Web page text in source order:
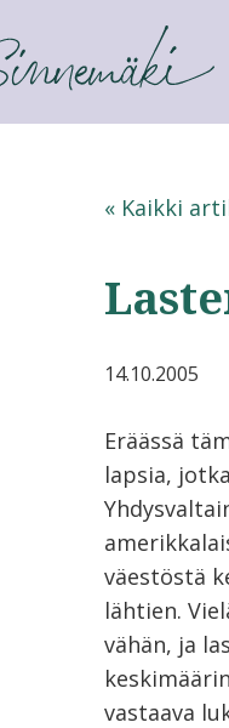
« Kaikki
14.10.2005
Eräässä
lapsia,
väestöstä
lähtien.
vähän, ja
vastaava